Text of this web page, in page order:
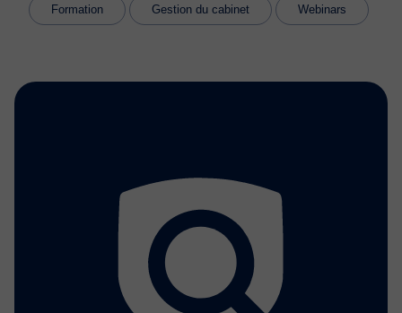
Formation Gestion du cabinet Webinars